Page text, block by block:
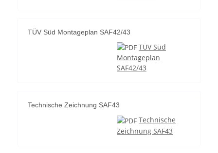
TÜV Süd Montageplan SAF42/43
TÜV Süd
Montageplan
SAF42/43
Technische Zeichnung SAF43
Technische
Zeichnung SAF43